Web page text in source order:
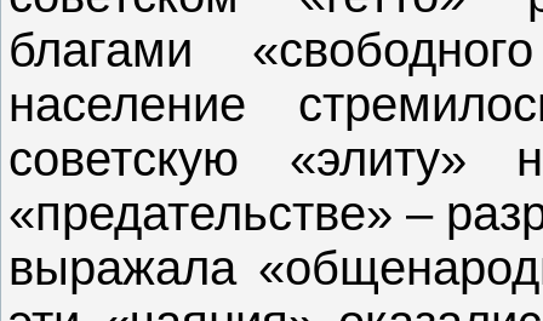
благами
население
советскую «элиту»
«предательстве» –
выражала